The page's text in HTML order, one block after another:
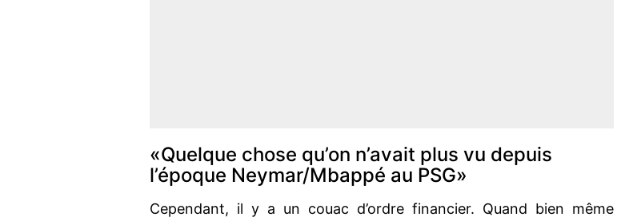
«Quelque chose qu’on n’avait plus vu depuis
l’époque Neymar/Mbappé au PSG»
Cependant, il y a un couac d’ordre financier. Quand bien même